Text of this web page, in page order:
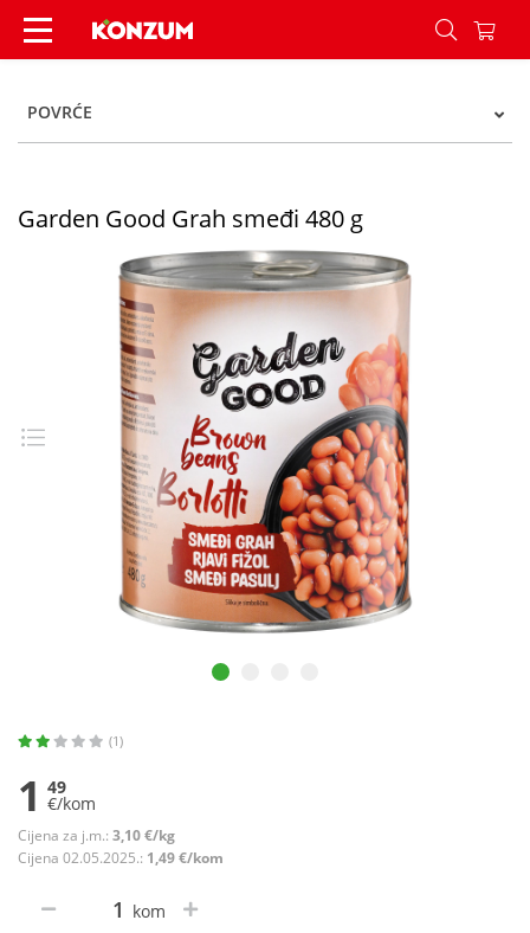
Garden Good Grah smeđi 480 g - Konzum
POVRĆE
Garden Good Grah smeđi 480 g
(1)
1 49
€/kom
Cijena za j.m.: 3,10 €/kg
Cijena 02.05.2025.: 1,49 €/kom
kom